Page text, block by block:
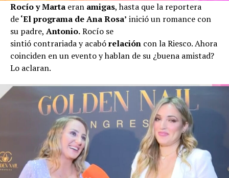
Rocío y Marta eran amigas, hasta que la reportera
de‘El programa de Ana Rosa’ inició un romance con
su padre, Antonio.Rocío se
sintió contrariaday acabórelación con la Riesco. Ahora
coinciden en un evento y hablan de su ¿buena amistad?
Lo aclaran.